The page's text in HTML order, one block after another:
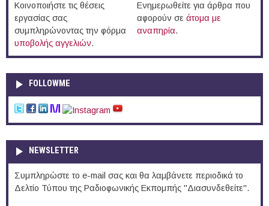
Κοινοποιήστε τις θέσεις
εργασίας σας
συμπληρώνοντας την φόρμα
υποβολής αγγελιών.
Ενημερωθείτε για άρθρα που
αφορούν σε άτομα με
αναπηρία.
FOLLOWME
NEWSLETTER
Συμπληρώστε το e-mail σας και θα λαμβάνετε περιοδικά το
Δελτίο Τύπου της Ραδιοφωνικής Εκπομπής "Διασυνδεθείτε".